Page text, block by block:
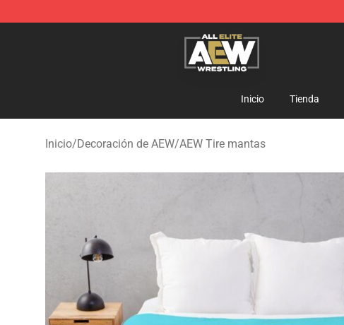
Aew Shop ⚡️ Official Aew Merchandise Store
Inicio Tienda
Inicio/Decoración de AEW/AEW Tire mantas